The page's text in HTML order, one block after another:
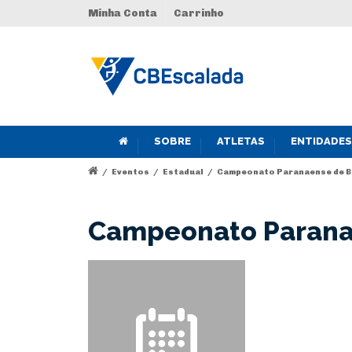
Minha Conta Carrinho
SOBRE ATLETAS ENTIDADES
/ Eventos / Estadual / Campeonato Paranaense de
Campeonato